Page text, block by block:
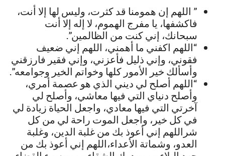
” اللهم إن همومنا قد كثرت، وليس لها إلا أنت،
فاكشفها، يا مفرج الهموم، لا إله إلا أنت
سبحانك، إني كنت من الظالمين”.
“اللهم اكفني ما أهمني، اللهم إني ضعيف
فقوني، وإني ذليل فأعزني، وإني فقير فارزقني
وأسألك خير الأمور كلها وخواتم الخير وجوامعه”.
“اللهم أصلح لي ديني الذي هو عصمة أمري،
وأصلح دنياي التي فيها معاشي، وأصلح لي
آخرتي التي فيها معادي، واجعل الحياة زيادة لي
في كل خير، واجعل الموت راحة لي من كل
شراللهم إني أعوذ بك من غلبة الدين، وغلبة
العدو، وشماتة الأعداء،اللهم إني أعوذ بك من